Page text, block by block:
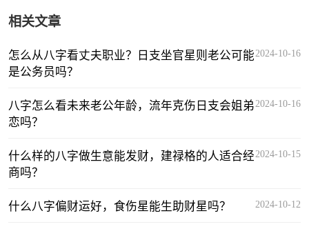
相关文章
怎么从八字看丈夫职业？日支坐官星则老公可能
是公务员吗？
2024-10-16
八字怎么看未来老公年龄，流年克伤日支会姐弟
恋吗？
2024-10-16
什么样的八字做生意能发财，建禄格的人适合经
商吗？
2024-10-15
什么八字偏财运好，食伤星能生助财星吗？ 2024-10-12